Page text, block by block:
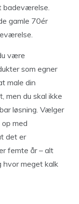
badeværelse.
gamle 70ér
være
som egner
male din
men du skal ikke
løsning. Vælger
med
det er
femte år – alt
hvor meget kalk